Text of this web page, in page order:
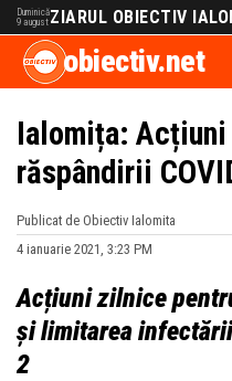
Duminică
9 august ZIARUL OBIECTIV
obiectiv.net
Ialomița:
răspândirii
Publicat de Obiectiv Ialomita
4 ianuarie 2021, 3:23 PM
Acțiuni zilnice
și limitarea
2